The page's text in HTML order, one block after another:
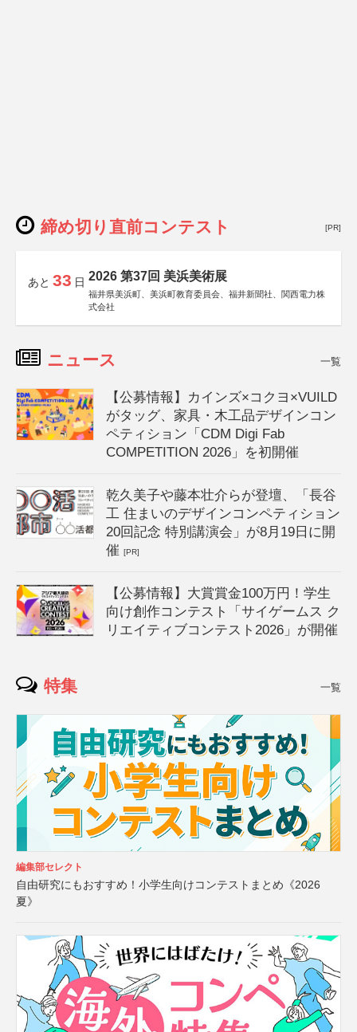
締め切り直前コンテスト [PR]
あと 33 日 2026 第37回 美浜美術展
福井県美浜町、美浜町教育委員会、福井新聞社、関西電力株
式会社
ニュース 一覧
【公募情報】カインズ×コクヨ×VUILD
がタッグ、家具・木工品デザインコン
ペティション「CDM Digi Fab
COMPETITION 2026」を初開催
乾久美子や藤本壮介らが登壇、「長谷
工 住まいのデザインコンペティション
20回記念 特別講演会」が8月19日に開
催[PR]
【公募情報】大賞賞金100万円！学生
向け創作コンテスト「サイゲームス ク
リエイティブコンテスト2026」が開催
特集 一覧
編集部セレクト
自由研究にもおすすめ！小学生向けコンテストまとめ《2026
夏》